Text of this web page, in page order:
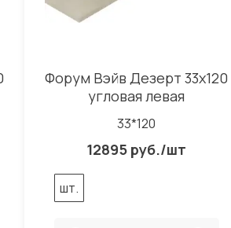
Форум Вэйв Дезерт 33x120
угловая левая
33*120
12895 руб./шт
шт.